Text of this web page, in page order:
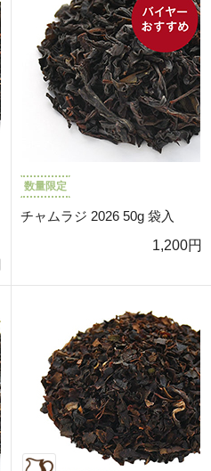
数量限定
チャムラジ 2026 50g 袋入
1,200円